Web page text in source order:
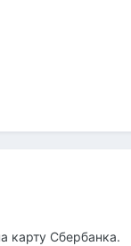
карту Сбербанка.